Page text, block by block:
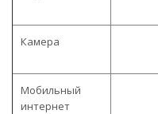
Камера
Мобильный
интернет